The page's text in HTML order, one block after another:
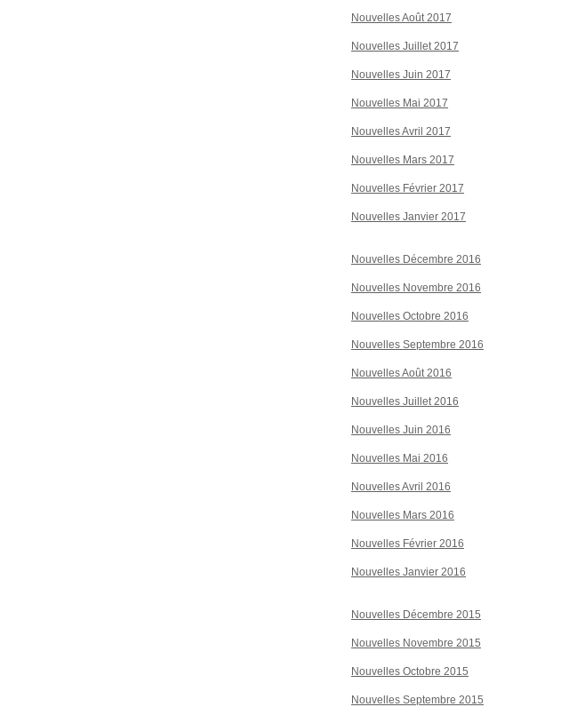
Nouvelles Août 2017
Nouvelles Juillet 2017
Nouvelles Juin 2017
Nouvelles Mai 2017
Nouvelles Avril 2017
Nouvelles Mars 2017
Nouvelles Février 2017
Nouvelles Janvier 2017
Nouvelles Décembre 2016
Nouvelles Novembre 2016
Nouvelles Octobre 2016
Nouvelles Septembre 2016
Nouvelles Août 2016
Nouvelles Juillet 2016
Nouvelles Juin 2016
Nouvelles Mai 2016
Nouvelles Avril 2016
Nouvelles Mars 2016
Nouvelles Février 2016
Nouvelles Janvier 2016
Nouvelles Décembre 2015
Nouvelles Novembre 2015
Nouvelles Octobre 2015
Nouvelles Septembre 2015